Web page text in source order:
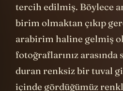
tercih edilmiş. Böylece
birim olmaktan çıkıp
arabirim haline gelmiş
fotoğraflarınız arasında
duran renksiz bir tuval
içinde gördüğümüz